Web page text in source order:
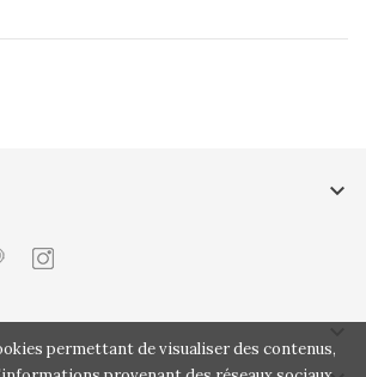
permettant de visualiser des contenus,
